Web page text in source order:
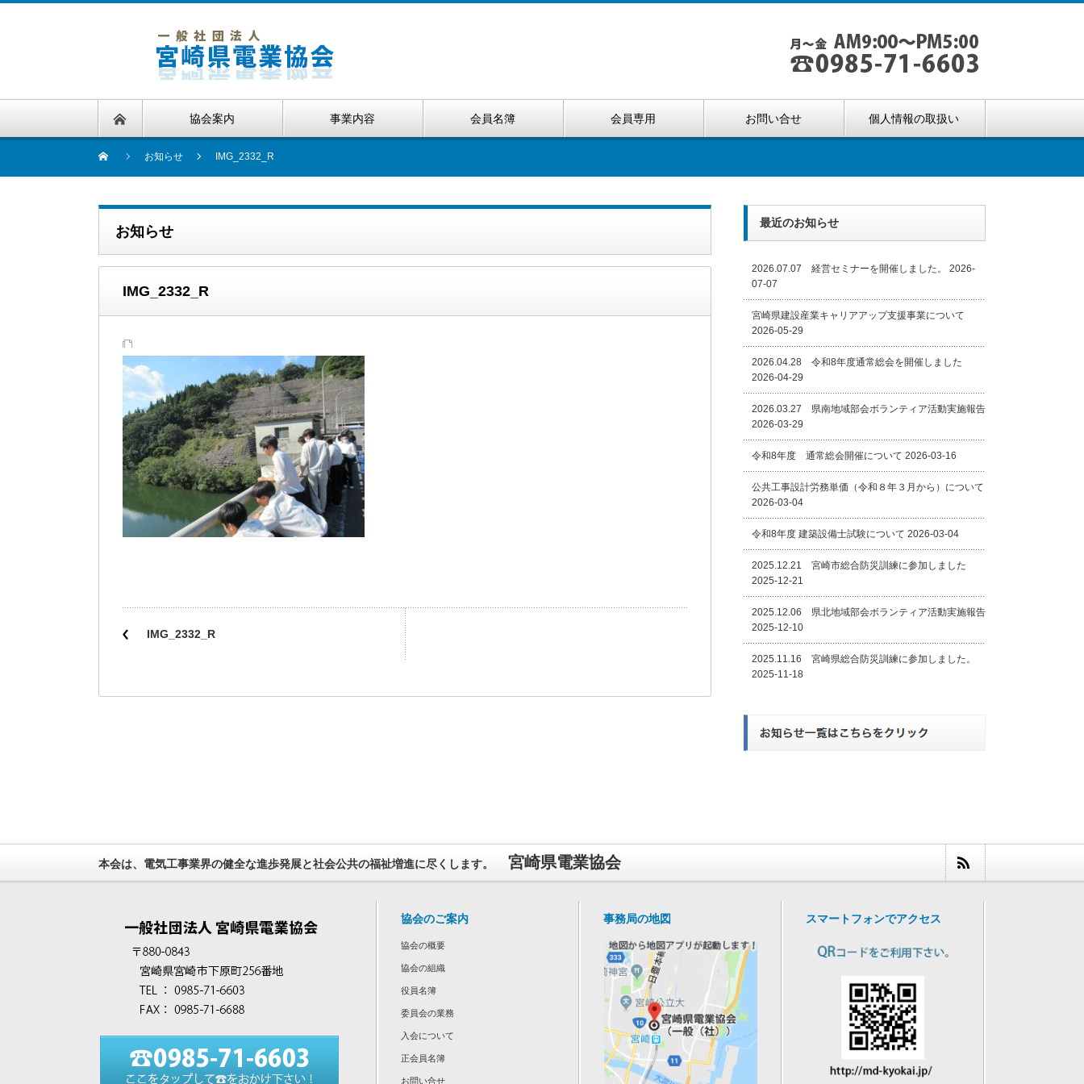
協会案内 事業内容 会員名簿 会員専用 お問い合せ 個人情報の取扱い
お知らせ IMG_2332_R
お知らせ
IMG_2332_R
IMG_2332_R
最近のお知らせ
2026.07.07 経営セミナーを開催しました。
2026-
07-07
宮崎県建設産業キャリアアップ支援事業について
2026-05-29
2026.04.28 令和8年度通常総会を開催しました
2026-04-29
2026.03.27 県南地域部会ボランティア活動実施報告
2026-03-29
令和8年度 通常総会開催について 2026-03-16
公共工事設計労務単価（令和８年３月から）について
2026-03-04
令和8年度 建築設備士試験について 2026-03-04
2025.12.21 宮崎市総合防災訓練に参加しました
2025-12-21
2025.12.06 県北地域部会ボランティア活動実施報告
2025-12-10
2025.11.16 宮崎県総合防災訓練に参加しました。
2025-11-18
本会は、電気工事業界の健全な進歩発展と社会公共の福祉増進に尽くします。 宮崎県電業協会
協会のご案内
協会の概要
協会の組織
役員名簿
委員会の業務
入会について
正会員名簿
お問い合せ
事務局の地図 スマートフォンでアクセス